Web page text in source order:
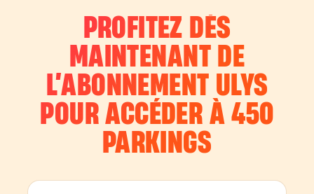
PROFITEZ DÈS
MAINTENANT DE
L’ABONNEMENT ULYS
POUR ACCÉDER À 450
PARKINGS